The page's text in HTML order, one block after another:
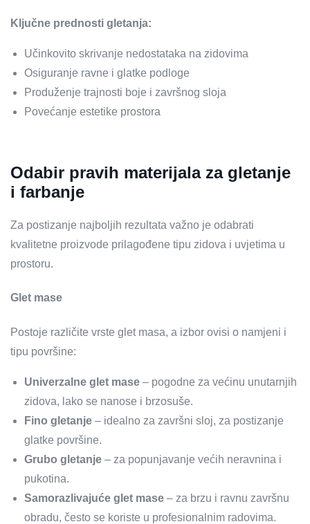
Ključne prednosti gletanja:
Učinkovito skrivanje nedostataka na zidovima
Osiguranje ravne i glatke podloge
Produženje trajnosti boje i završnog sloja
Povećanje estetike prostora
Odabir pravih materijala za gletanje
i farbanje
Za postizanje najboljih rezultata važno je odabrati
kvalitetne proizvode prilagođene tipu zidova i uvjetima u
prostoru.
Glet mase
Postoje različite vrste glet masa, a izbor ovisi o namjeni i
tipu površine:
Univerzalne glet mase – pogodne za većinu unutarnjih
zidova, lako se nanose i brzosuše.
Fino gletanje – idealno za završni sloj, za postizanje
glatke površine.
Grubo gletanje – za popunjavanje većih neravnina i
pukotina.
Samorazlivajuće glet mase – za brzu i ravnu završnu
obradu, često se koriste u profesionalnim radovima.